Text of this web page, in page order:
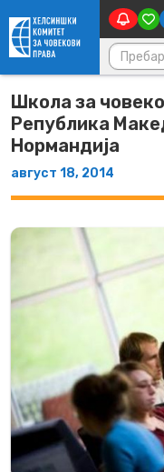
Skip to content
Школа за
Република
Нормандија
август 18, 2014